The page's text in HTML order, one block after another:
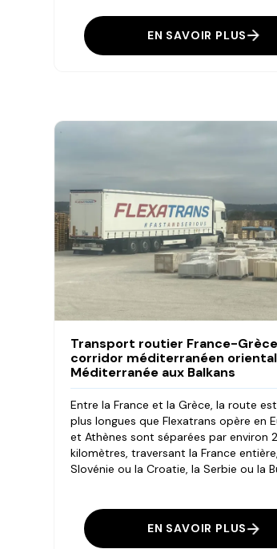
EN SAVOIR PLUS
Transport routier France-
corridor méditerranéen
Méditerranée aux Balkans
Entre la France et la Grèce, la route
plus longues que Flexatrans opère en
et Athènes sont séparées par environ
kilomètres, traversant la France
Slovénie ou la Croatie, la Serbie ou la
EN SAVOIR PLUS